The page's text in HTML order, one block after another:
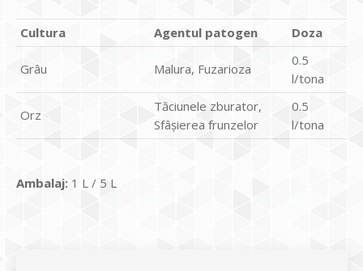
Cultura Agentul patogen Doza
Grâu Malura, Fuzarioza
0.5
l/tona
Orz
Tăciunele zburator,
Sfâşierea frunzelor
0.5
l/tona
Ambalaj: 1 L / 5 L